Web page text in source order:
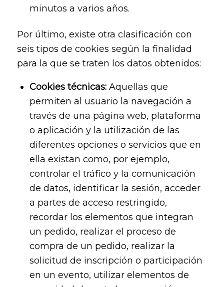
minutos a varios años.
Por último, existe otra clasificación con
seis tipos de cookies según la finalidad
para la que se traten los datos obtenidos:
Cookies técnicas:Aquellas que
permiten al usuario la navegación a
través de una página web, plataforma
o aplicación y la utilización de las
diferentes opciones o servicios que en
ella existan como, por ejemplo,
controlar el tráfico y la comunicación
de datos, identificar la sesión, acceder
a partes de acceso restringido,
recordar los elementos que integran
un pedido, realizar el proceso de
compra de un pedido, realizar la
solicitud de inscripción o participación
en un evento, utilizar elementos de